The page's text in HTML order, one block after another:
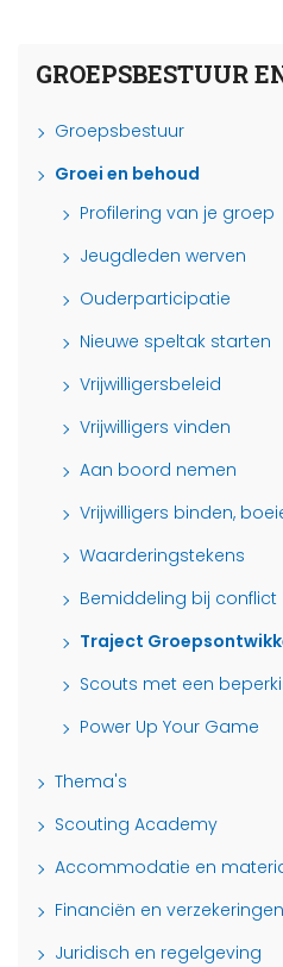
GROEPSBESTUUR
Groepsbestuur
Groei en behoud
Profilering van je groep
Jeugdleden werven
Ouderparticipatie
Nieuwe speltak starten
Vrijwilligersbeleid
Vrijwilligers vinden
Aan boord nemen
Vrijwilligers binden,
Waarderingstekens
Bemiddeling bij conflict
Traject
Scouts met een
Power Up Your Game
Thema's
Scouting Academy
Accommodatie en
Financiën en verzekeringen
Juridisch en regelgeving